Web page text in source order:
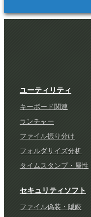
ユーティリティ
キーボード関連
ランチャー
ファイル振り分け
フォルダサイズ分析
タイムスタンプ・属性
セキュリティソフト
ファイル偽装・隠蔽